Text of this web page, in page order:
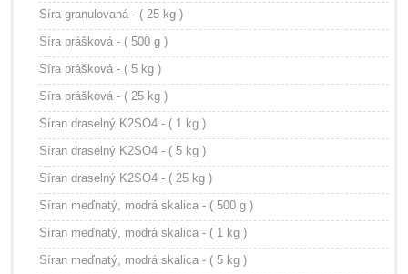
Síra granulovaná - ( 25 kg )
Síra prášková - ( 500 g )
Síra prášková - ( 5 kg )
Síra prášková - ( 25 kg )
Síran draselný K2SO4 - ( 1 kg )
Síran draselný K2SO4 - ( 5 kg )
Síran draselný K2SO4 - ( 25 kg )
Síran meďnatý, modrá skalica - ( 500 g )
Síran meďnatý, modrá skalica - ( 1 kg )
Síran meďnatý, modrá skalica - ( 5 kg )